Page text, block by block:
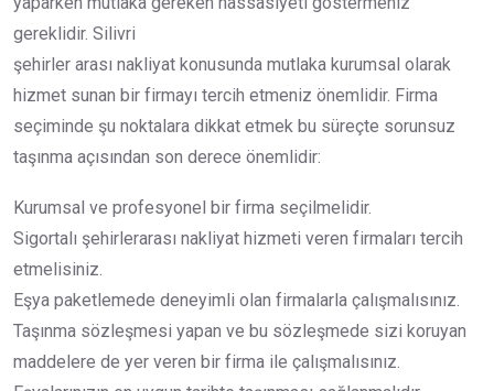
gereklidir. Silivri
şehirler arası nakliyat konusunda mutlaka kurumsal olarak
hizmet sunan bir firmayı tercih etmeniz önemlidir. Firma
seçiminde şu noktalara dikkat etmek bu süreçte sorunsuz
taşınma açısından son derece önemlidir:
Kurumsal ve profesyonel bir firma seçilmelidir.
Sigortalı şehirlerarası nakliyat hizmeti veren firmaları tercih
etmelisiniz.
Eşya paketlemede deneyimli olan firmalarla çalışmalısınız.
Taşınma sözleşmesi yapan ve bu sözleşmede sizi koruyan
maddelere de yer veren bir firma ile çalışmalısınız.